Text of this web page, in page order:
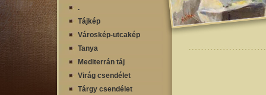
.
Tájkép
Városkép-utcakép
Tanya
Mediterrán táj
Virág csendélet
Tárgy csendélet